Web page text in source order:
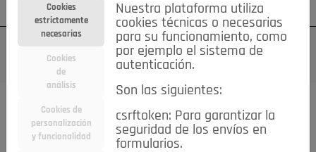
Su cuenta Regístrese ¿Olvidó su contraseña?
Cookies
estrictamente
necesarias
Cookies
de
análisis
Cookies de
personalización
y funcionalidad
Nuestra plataforma utiliza
cookies técnicas o necesarias
para su funcionamiento, como
por ejemplo el sistema de
autenticación.
Son las siguientes:
csrftoken: Para garantizar la
seguridad de los envíos en
formularios.